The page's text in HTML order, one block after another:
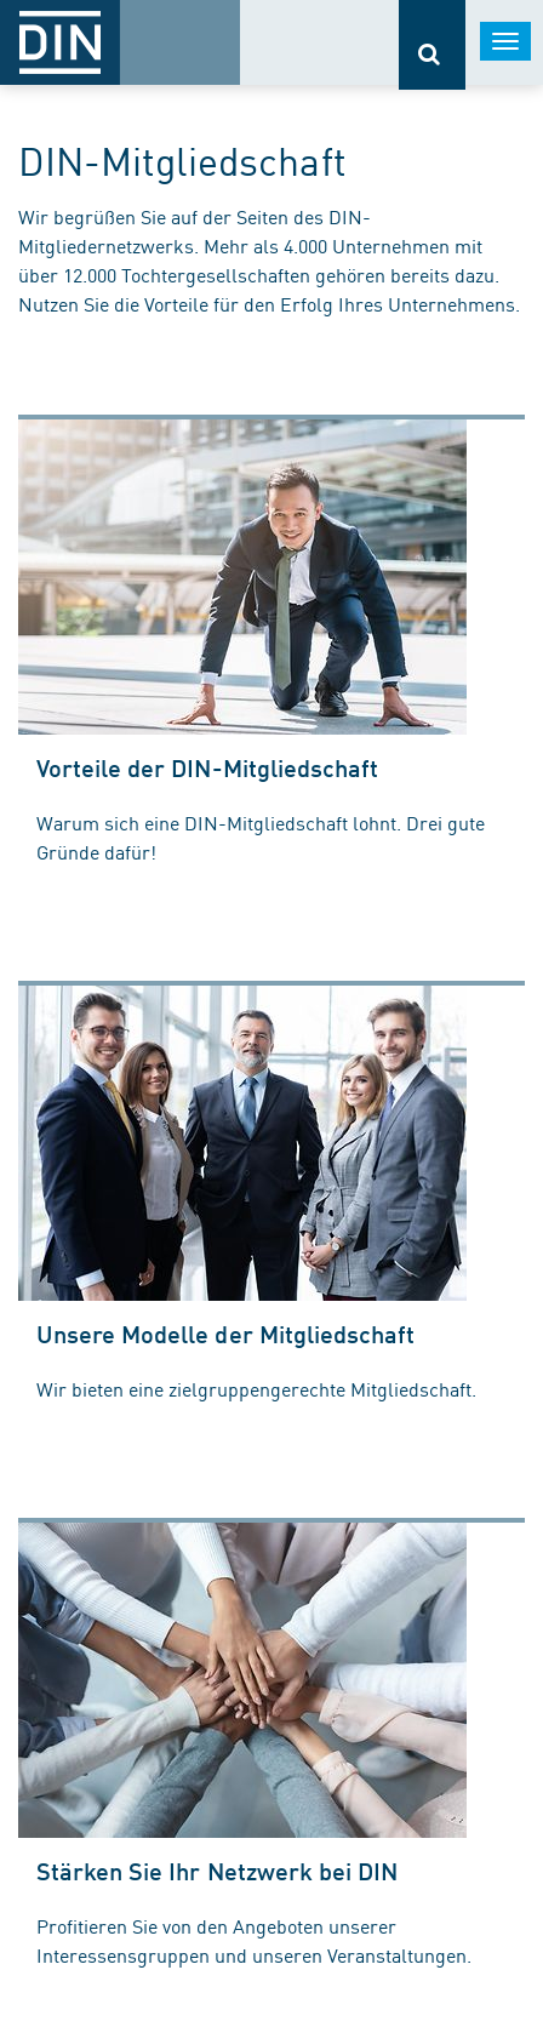
DIN-Mitgliedschaft
Wir begrüßen Sie auf der Seiten des DIN-
Mitgliedernetzwerks. Mehr als 4.000 Unternehmen mit
über 12.000 Tochtergesellschaften gehören bereits dazu.
Nutzen Sie die Vorteile für den Erfolg Ihres Unternehmens.
Vorteile der DIN-Mitgliedschaft
Warum sich eine DIN-Mitgliedschaft lohnt. Drei gute
Gründe dafür!
Unsere Modelle der Mitgliedschaft
Wir bieten eine zielgruppengerechte Mitgliedschaft.
Stärken Sie Ihr Netzwerk bei DIN
Profitieren Sie von den Angeboten unserer
Interessensgruppen und unseren Veranstaltungen.